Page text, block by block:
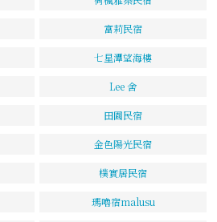
富莉民宿
七星潭望海樓
Lee 舍
田園民宿
金色陽光民宿
樸實居民宿
瑪嚕宿malusu